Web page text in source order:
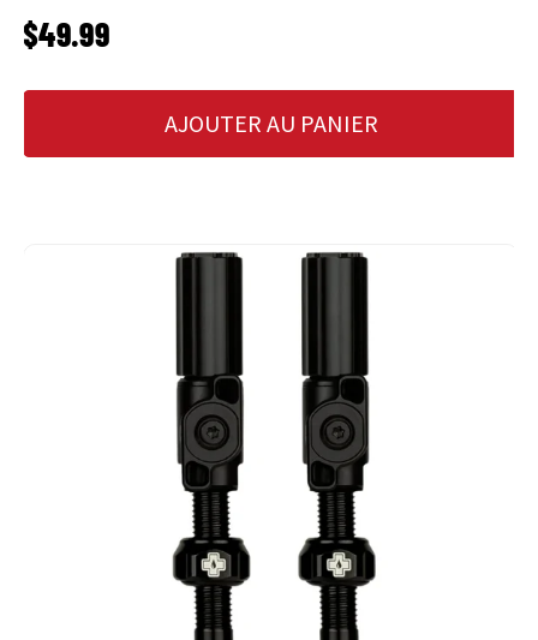
PRIX HABITUEL
$49.99
AJOUTER AU PANIER